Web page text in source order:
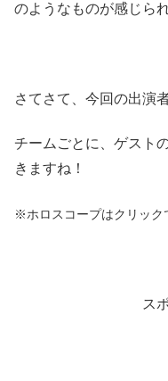
のようなものが感じら
さてさて、今回の出演
チームごとに、ゲスト
きますね！
※ホロスコープはクリック
ス